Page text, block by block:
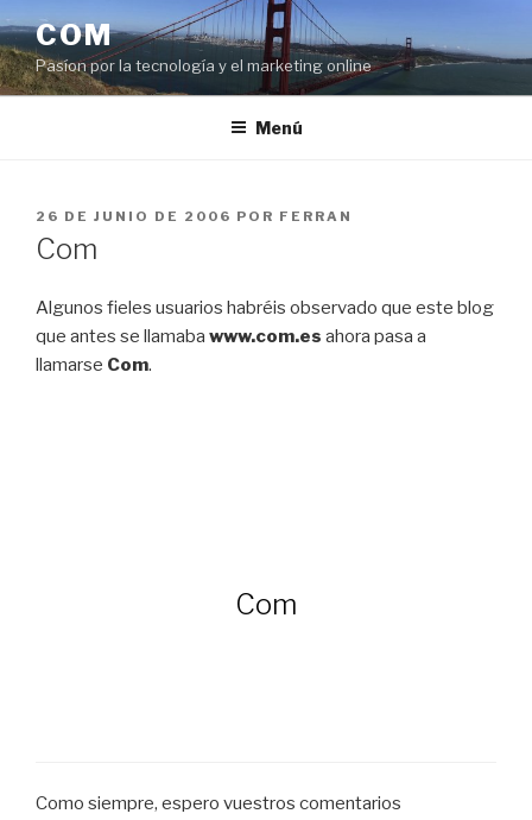
al
contenido
COM
Pasíon por la tecnología y el marketing online
Menú
PUBLICADO
EL
26 DE JUNIO DE 2006 POR FERRAN
Com
Algunos fieles usuarios habréis observado que este blog
que antes se llamaba www.com.es ahora pasa a
llamarse Com.
Com
Como siempre, espero vuestros comentarios